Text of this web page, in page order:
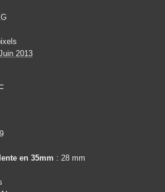
2013
en 35mm : 28 mm